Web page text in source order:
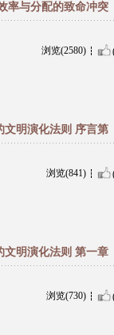
率与分配的致命冲突
浏览(2580)
文明演化法则 序言第
浏览(841)
文明演化法则 第一章
浏览(730)